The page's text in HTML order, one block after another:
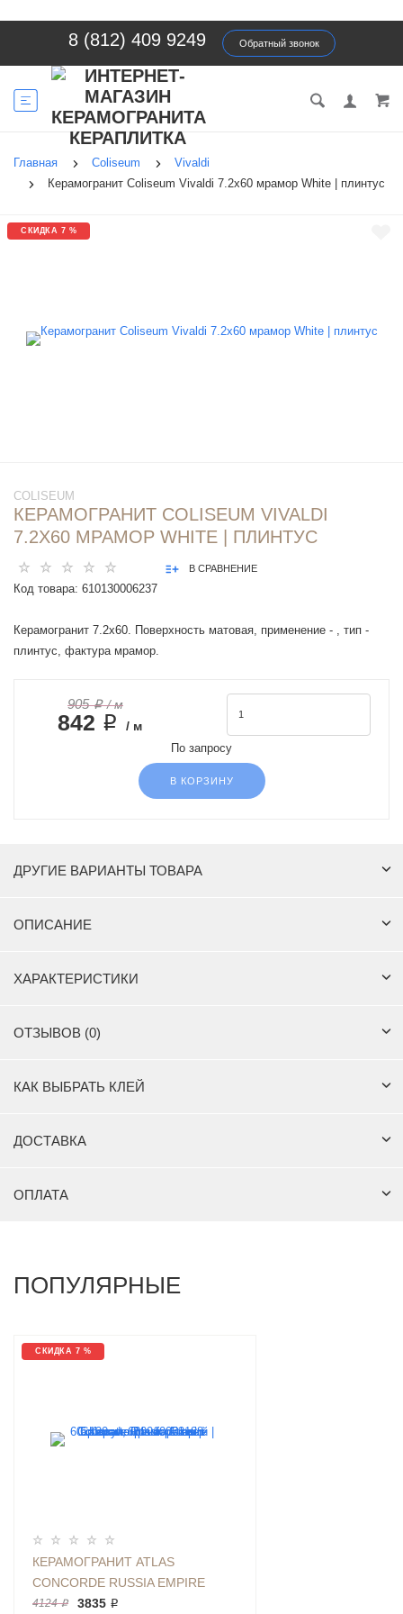
8 (812) 409 9249 Обратный звонок
Главная Coliseum
Vivaldi
Керамогранит Coliseum Vivaldi 7.2х60 мрамор White | плинтус
СКИДКА 7 %
COLISEUM
КЕРАМОГРАНИТ COLISEUM VIVALDI
7.2Х60 МРАМОР WHITE | ПЛИНТУС
В СРАВНЕНИЕ
Код товара: 610130006237
Керамогранит 7.2x60. Поверхность матовая, применение - , тип -
плинтус, фактура мрамор.
905 ₽/ м
842 ₽ / м
По запросу
В КОРЗИНУ
ДРУГИЕ ВАРИАНТЫ ТОВАРА
ОПИСАНИЕ
ХАРАКТЕРИСТИКИ
ОТЗЫВОВ (0)
КАК ВЫБРАТЬ КЛЕЙ
ДОСТАВКА
ОПЛАТА
ПОПУЛЯРНЫЕ
СКИДКА 7 %
КЕРАМОГРАНИТ ATLAS
CONCORDE RUSSIA EMPIRE
CALACATTA BLACK РАЗМЕР
4124 ₽ 3835 ₽